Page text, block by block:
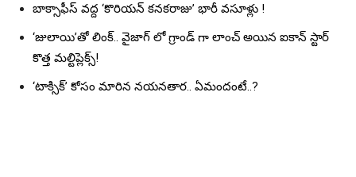
బాక్సాఫీస్ వద్ద ‘కొరియన్ కనకరాజు’ భారీ వసూళ్లు !
‘జులాయి’తో లింక్.. వైజాగ్ లో గ్రాండ్ గా లాంచ్ అయిన ఐకాన్ స్టార్
కొత్త మల్టిప్లెక్స్!
‘టాక్సిక్’ కోసం మారిన నయనతార.. ఏమందంటే..?